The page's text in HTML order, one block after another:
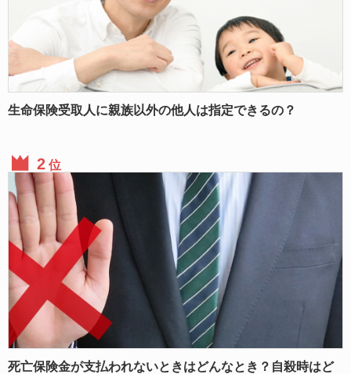
生命保険受取人に親族以外の他人は指定できるの？
位
死亡保険金が支払われないときはどんなとき？自殺時はど